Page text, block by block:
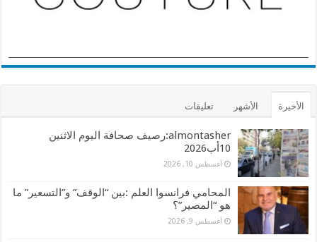
الأخيرة الأشهر تعليقات
almontasher:رصيف صحافة اليوم الاثنين
10أب2026
أغسطس 10, 2026
المحامي فرانسوا العلم :بين “الوقف” و”التسعير” ما
هو “المصير”؟
أغسطس 9, 2026